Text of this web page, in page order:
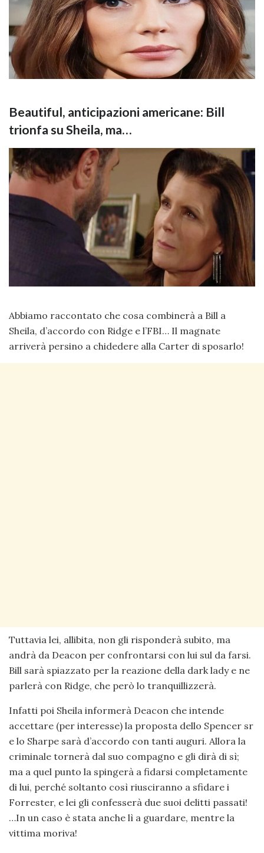
Beautiful, anticipazioni americane: Bill
trionfa su Sheila, ma…
Abbiamo raccontato che cosa combinerà a Bill a
Sheila, d’accordo con Ridge e l’FBI… Il magnate
arriverà persino a chidedere alla Carter di sposarlo!
Tuttavia lei, allibita, non gli risponderà subito, ma
andrà da Deacon per confrontarsi con lui sul da farsi.
Bill sarà spiazzato per la reazione della dark lady e ne
parlerà con Ridge, che però lo tranquillizzerà.
Infatti poi Sheila informerà Deacon che intende
accettare (per interesse) la proposta dello Spencer sr
e lo Sharpe sarà d’accordo con tanti auguri. Allora la
criminale tornerà dal suo compagno e gli dirà di sì;
ma a quel punto la spingerà a fidarsi completamente
di lui, perché soltanto così riusciranno a sfidare i
Forrester, e lei gli confesserà due suoi delitti passati!
…In un caso è stata anche lì a guardare, mentre la
vittima moriva!